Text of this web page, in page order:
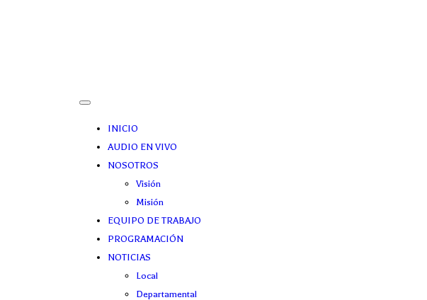
INICIO
AUDIO EN VIVO
NOSOTROS
Visión
Misión
EQUIPO DE TRABAJO
PROGRAMACIÓN
NOTICIAS
Local
Departamental